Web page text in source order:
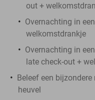
out +
Overnachting in
welkomstdrankje
Overnachting in
late check-out +
Beleef een
heuvel